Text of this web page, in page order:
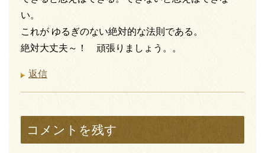
い。
これが ゆるぎのない絶対的な法則である。
絶対大丈夫～！ 頑張りましょう。。
返信
コメントを残す